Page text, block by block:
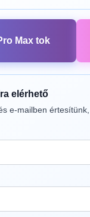
Max tok
elérhető
e-mailben